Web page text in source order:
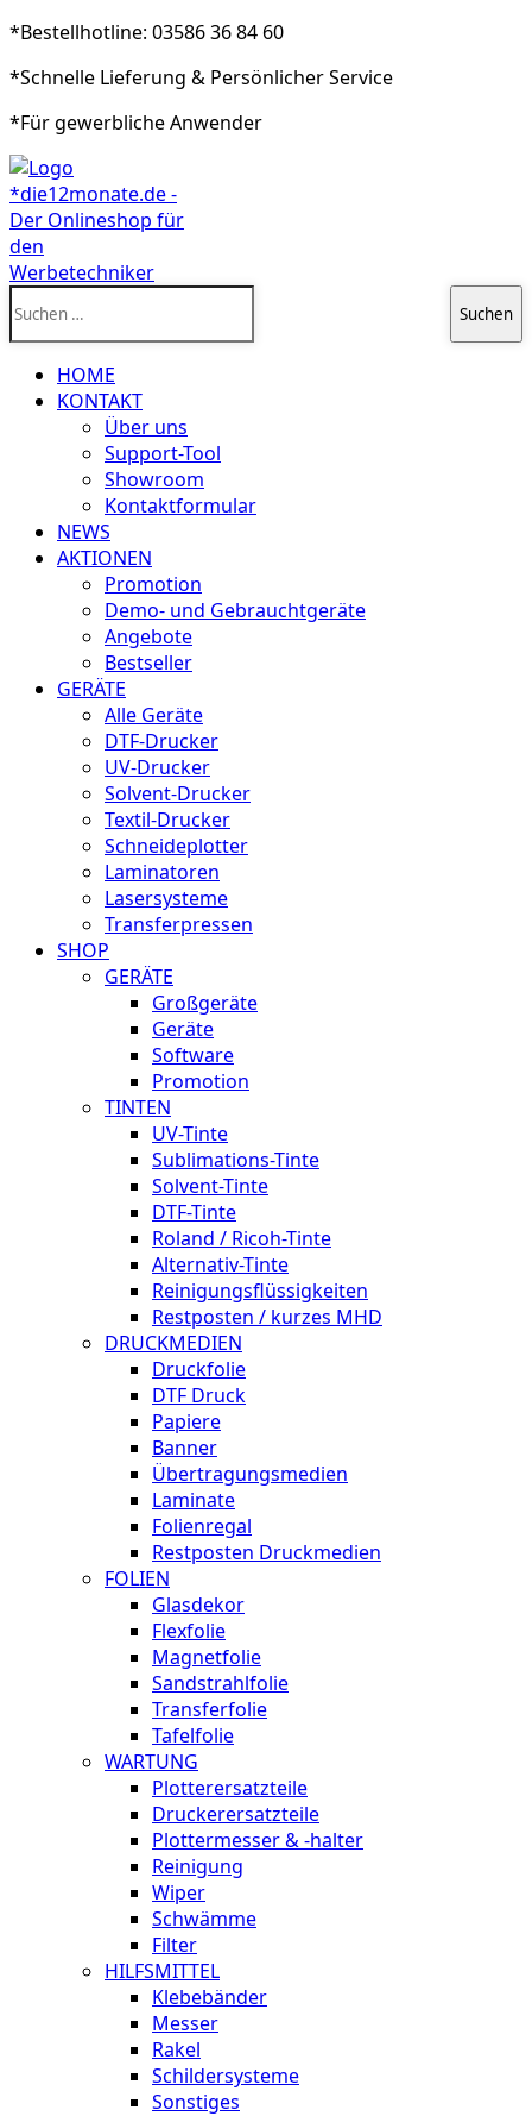
*Bestellhotline: 03586 36 84 60
*Schnelle Lieferung & Persönlicher Service
*Für gewerbliche Anwender
nach:
HOME
KONTAKT
Über uns
Support-Tool
Showroom
Kontaktformular
NEWS
AKTIONEN
Promotion
Demo- und Gebrauchtgeräte
Angebote
Bestseller
GERÄTE
Alle Geräte
DTF-Drucker
UV-Drucker
Solvent-Drucker
Textil-Drucker
Schneideplotter
Laminatoren
Lasersysteme
Transferpressen
SHOP
GERÄTE
Großgeräte
Geräte
Software
Promotion
TINTEN
UV-Tinte
Sublimations-Tinte
Solvent-Tinte
DTF-Tinte
Roland / Ricoh-Tinte
Alternativ-Tinte
Reinigungsflüssigkeiten
Restposten / kurzes MHD
DRUCKMEDIEN
Druckfolie
DTF Druck
Papiere
Banner
Übertragungsmedien
Laminate
Folienregal
Restposten Druckmedien
FOLIEN
Glasdekor
Flexfolie
Magnetfolie
Sandstrahlfolie
Transferfolie
Tafelfolie
WARTUNG
Plotterersatzteile
Druckerersatzteile
Plottermesser & -halter
Reinigung
Wiper
Schwämme
Filter
HILFSMITTEL
Klebebänder
Messer
Rakel
Schildersysteme
Sonstiges